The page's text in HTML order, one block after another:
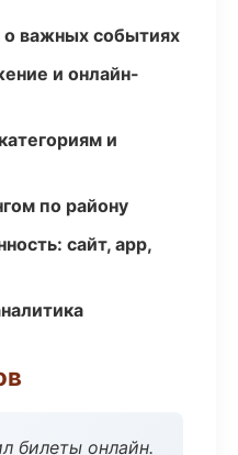
важных событиях
и онлайн-
и
по району
сайт, app,
билеты онлайн.